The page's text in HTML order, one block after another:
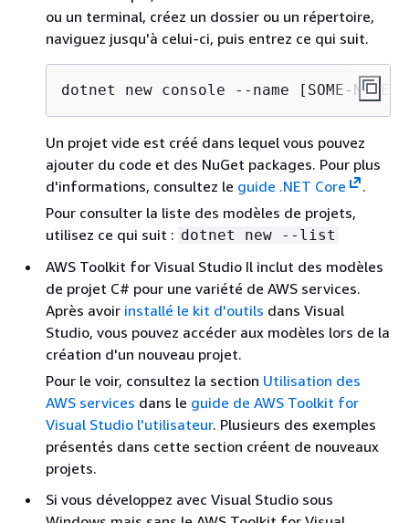
ou un terminal, créez un dossier ou un répertoire,
naviguez jusqu'à celui-ci, puis entrez ce qui suit.
dotnet new console --name [SOME-NAME]
Un projet vide est créé dans lequel vous pouvez
ajouter du code et des NuGet packages. Pour plus
d'informations, consultez le guide .NET Core
.
Pour consulter la liste des modèles de projets,
utilisez ce qui suit : dotnet new --list
AWS Toolkit for Visual Studio Il inclut des modèles
de projet C# pour une variété de AWS services.
Après avoir installé le kit d'outils dans Visual
Studio, vous pouvez accéder aux modèles lors de la
création d'un nouveau projet.
Pour le voir, consultez la section Utilisation des
AWS services dans le guide de AWS Toolkit for
Visual Studio l'utilisateur. Plusieurs des exemples
présentés dans cette section créent de nouveaux
projets.
Si vous développez avec Visual Studio sous